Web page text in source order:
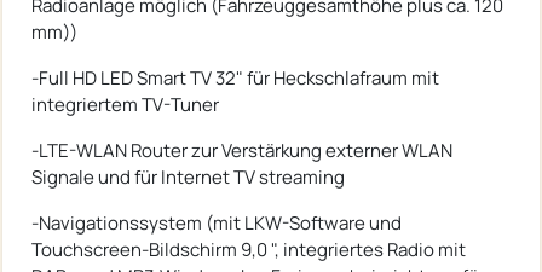
mm))
-Full HD LED Smart TV 32" für Heckschlafraum mit
integriertem TV-Tuner
-LTE-WLAN Router zur Verstärkung externer WLAN
Signale und für Internet TV streaming
-Navigationssystem (mit LKW-Software und
Touchscreen-Bildschirm 9,0 ", integriertes Radio mit